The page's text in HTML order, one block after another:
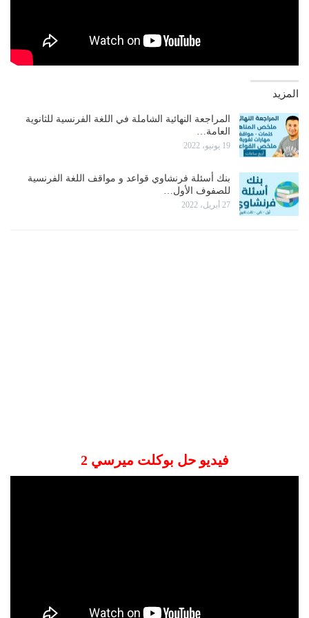
المزيد
المراجعة النهائية الشاملة في اللغة الفرنسية للثانوية
العامة…
19 يونيو، 2022
بنك أسئلة فرنشاوي قواعد و مواقف اللغة الفرنسية
للصفوف الأول…
27 أبريل، 2022
فيديو حل بوكلت ميرسي 2